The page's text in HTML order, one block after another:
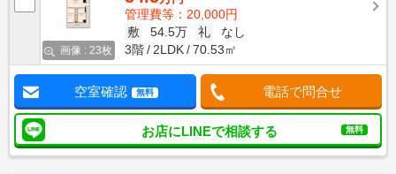
画像 : 23枚
管理費等：20,000円
敷
54.5万 礼
なし
3階
2LDK 70.53㎡
空室確認 無料 電話で問合せ
お店にLINEで相談する 無料